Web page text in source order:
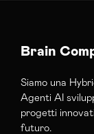
Brain
Siamo una
Agenti AI
progetti
futuro.